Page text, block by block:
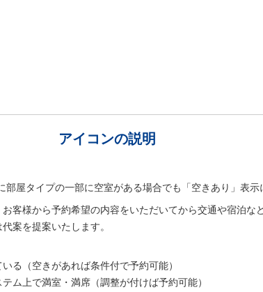
アイコンの説明
屋タイプの一部に空室がある場合でも「空きあり」表示
客様から予約希望の内容をいただいてから交通や宿泊な
案を提案いたします。
る（空きがあれば条件付で予約可能）
ム上で満室・満席（調整が付けば予約可能）